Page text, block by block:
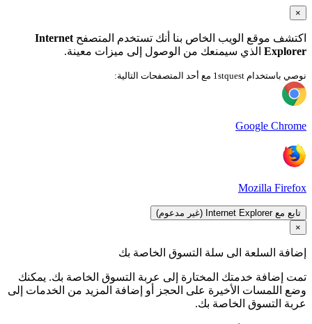
×
اكتشف موقع الويب الخاص بنا أنك تستخدم المتصفح Internet
Explorer الذي سيمنعك من الوصول إلى ميزات معينة.
نوصي باستخدام 1stquest مع أحد المتصفحات التالية:
Google Chrome
Mozilla Firefox
تابع مع Internet Explorer (غير مدعوم)
×
إضافة السلعة الى سلة التسوق الخاصة بك
تمت إضافة خدمتك المختارة إلى عربة التسوق الخاصة بك. يمكنك
وضع اللمسات الأخيرة على الحجز أو إضافة المزيد من الخدمات إلى
عربة التسوق الخاصة بك.